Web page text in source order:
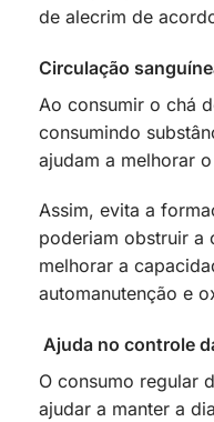
de alecrim de
Circulação
Ao consumir o chá
consumindo
ajudam a melhorar
Assim, evita a
poderiam obstruir a
melhorar a
automanutenção e
Ajuda no controle
O consumo regular
ajudar a manter a